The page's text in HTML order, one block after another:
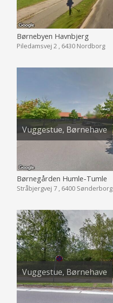
Børnebyen Havnbjerg
Piledamsvej 2 , 6430 Nordborg
Vuggestue, Børnehave
Børnegården Humle-Tumle
Stråbjergvej 7 , 6400 Sønderborg
Vuggestue, Børnehave